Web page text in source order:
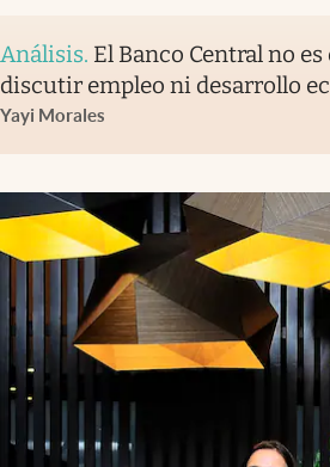
Análisis. El Banco Central no
discutir empleo ni desarrollo
Yayi Morales